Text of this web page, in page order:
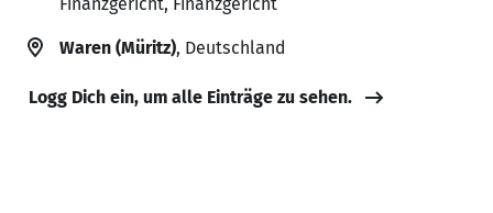
Waren (Müritz), Deutschland
Logg Dich ein, um alle Einträge zu sehen.